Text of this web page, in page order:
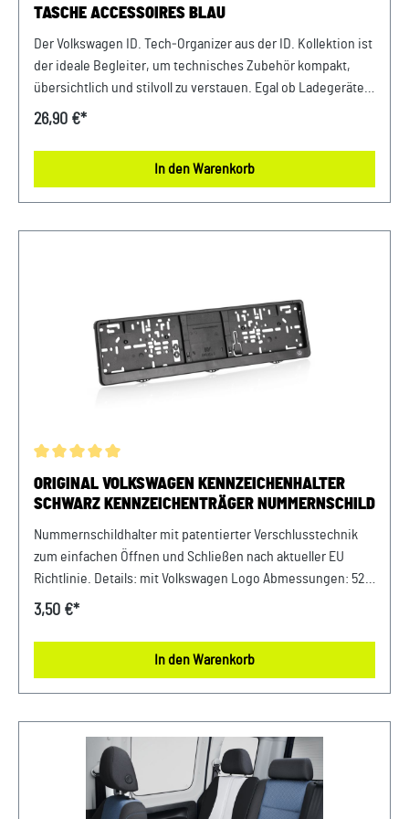
TASCHE ACCESSOIRES BLAU
Der Volkswagen ID. Tech‑Organizer aus der ID. Kollektion ist
der ideale Begleiter, um technisches Zubehör kompakt,
übersichtlich und stilvoll zu verstauen. Egal ob Ladegeräte,
Kabel, Adapter oder kleine Gadgets – alles findet seinen
für Ladegeräte, Kabel und Zubehör einer praktischen
Schlaufe einem Innenfutter in Kontrastfarbe, das
26,90 €*
In den Warenkorb
Durchschnittliche Bewertung von 5 von 5 Sternen
ORIGINAL VOLKSWAGEN KENNZEICHENHALTER
SCHWARZ KENNZEICHENTRÄGER NUMMERNSCHILD
Nummernschildhalter mit patentierter Verschlusstechnik
zum einfachen Öffnen und Schließen nach aktueller EU
Richtlinie. Details: mit Volkswagen Logo Abmessungen: 520
x 25 mm Bitte beachten! Nicht für österreichische
3,50 €*
In den Warenkorb